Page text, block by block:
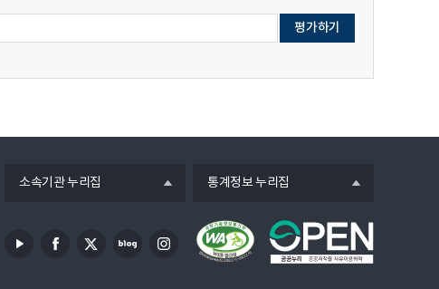
소속기관 누리집 통계정보 누리집